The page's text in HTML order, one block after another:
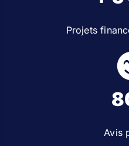
Projets
Avis